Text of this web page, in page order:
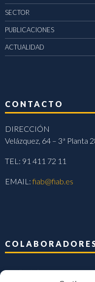
SECTOR
PUBLICACIONES
ACTUALIDAD
CONTACTO
DIRECCIÓN
Velázquez, 64 – 3ª Planta
TEL: 91 411 72 11
EMAIL:fiab@fiab.es